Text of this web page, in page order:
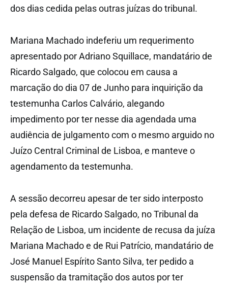
dos dias cedida pelas outras juízas do tribunal.
Mariana Machado indeferiu um requerimento
apresentado por Adriano Squillace, mandatário de
Ricardo Salgado, que colocou em causa a
marcação do dia 07 de Junho para inquirição da
testemunha Carlos Calvário, alegando
impedimento por ter nesse dia agendada uma
audiência de julgamento com o mesmo arguido no
Juízo Central Criminal de Lisboa, e manteve o
agendamento da testemunha.
A sessão decorreu apesar de ter sido interposto
pela defesa de Ricardo Salgado, no Tribunal da
Relação de Lisboa, um incidente de recusa da juíza
Mariana Machado e de Rui Patrício, mandatário de
José Manuel Espírito Santo Silva, ter pedido a
suspensão da tramitação dos autos por ter